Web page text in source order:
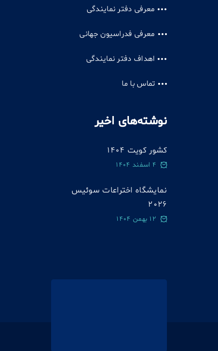
معرفی دفتر نمایندگی
معرفی فدراسیون جهانی
اهداف دفتر نمایندگی
تماس با ما
نوشته‌های اخیر
کشور کویت 1404
4 اسفند 1404
نمایشگاه اختراعات سوئيس
2026
12 بهمن 1404